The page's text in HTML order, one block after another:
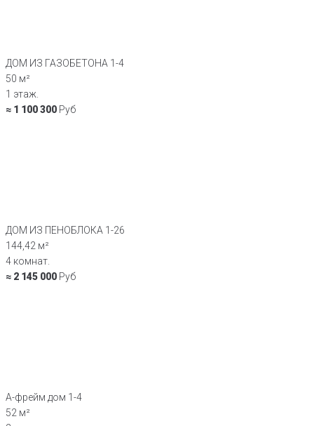
ДОМ ИЗ ГАЗОБЕТОНА 1-4
50 м²
1 этаж.
≈ 1 100 300 Руб
ДОМ ИЗ ПЕНОБЛОКА 1-26
144,42 м²
4 комнат.
≈ 2 145 000 Руб
А-фрейм дом 1-4
52 м²